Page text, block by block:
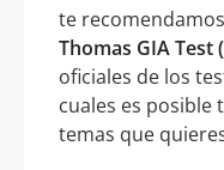
te
Thomas GIA Test
oficiales de los
cuales es posible
temas que